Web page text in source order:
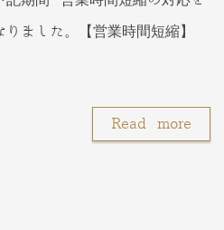
ました。【営業時間短縮】
Read more